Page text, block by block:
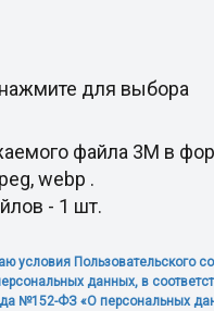
для выбора
файла 3M в
webp .
- 1 шт.
условия Пользовательского
данных, в
№152-ФЗ «О персональных